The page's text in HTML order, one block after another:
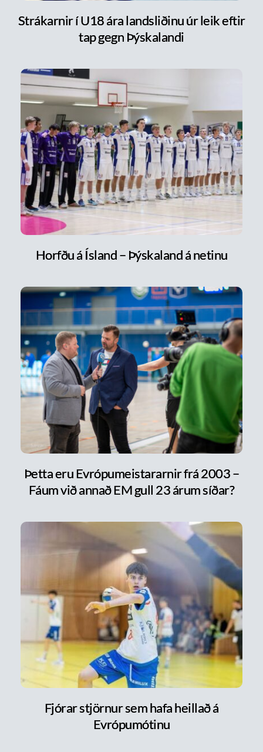
Strákarnir í U18 ára landsliðinu úr leik eftir
tap gegn Þýskalandi
Horfðu á Ísland – Þýskaland á netinu
Þetta eru Evrópumeistararnir frá 2003 –
Fáum við annað EM gull 23 árum síðar?
Fjórar stjörnur sem hafa heillað á
Evrópumótinu